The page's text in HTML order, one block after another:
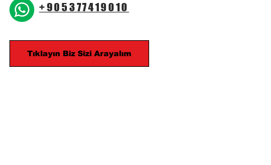
+905377419010
Tıklayın Biz Sizi Arayalım